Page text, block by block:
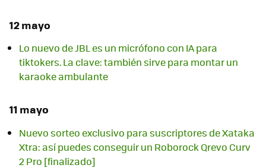
12 mayo
Lo nuevo de JBL es un micrófono con IA para
tiktokers. La clave: también sirve para montar un
karaoke ambulante
11 mayo
Nuevo sorteo exclusivo para suscriptores de Xataka
Xtra: así puedes conseguir un Roborock Qrevo Curv
2 Pro [finalizado]